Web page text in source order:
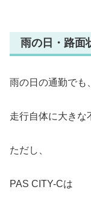
雨の日・路面
雨の日の通勤でも、
走行自体に大きな
ただし、
PAS CITY-Cは